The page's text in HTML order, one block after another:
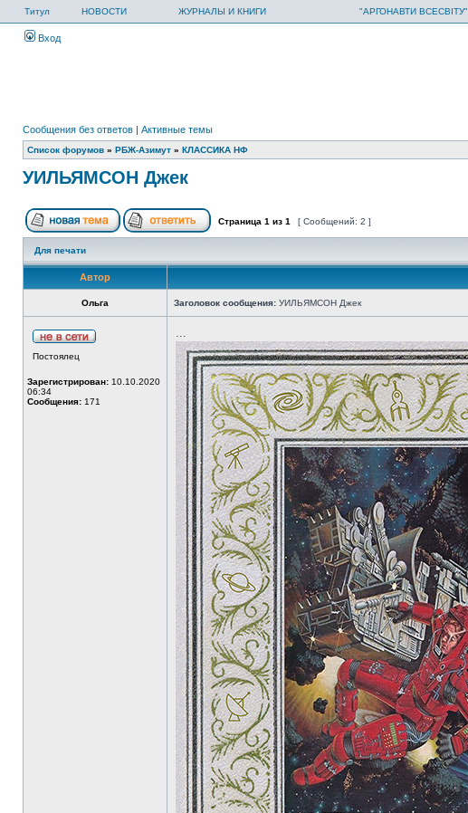
Титул НОВОСТИ ЖУРНАЛЫ И КНИГИ "АРГОНАВТИ ВСЕСВІТУ"
Вход
Сообщения без ответов | Активные темы
Список форумов » РБЖ-Азимут » КЛАССИКА НФ
УИЛЬЯМСОН Джек
Страница 1 из 1 [ Сообщений: 2 ]
Для печати
Автор
Ольга Заголовок сообщения: УИЛЬЯМСОН Джек
Постоялец
Зарегистрирован: 10.10.2020
06:34
Сообщения: 171
...